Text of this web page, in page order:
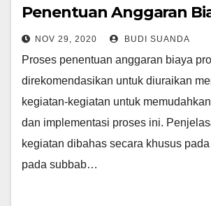
Penentuan Anggaran
NOV 29, 2020 BUDI SUANDA
Proses penentuan anggaran biaya
direkomendasikan untuk diuraikan
kegiatan-kegiatan untuk
dan implementasi proses ini.
kegiatan dibahas secara khusus
pada subbab…